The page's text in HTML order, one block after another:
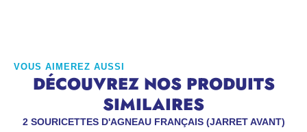
VOUS AIMEREZ AUSSI
DÉCOUVREZ NOS PRODUITS
SIMILAIRES
2 SOURICETTES D'AGNEAU FRANÇAIS (JARRET AVANT)